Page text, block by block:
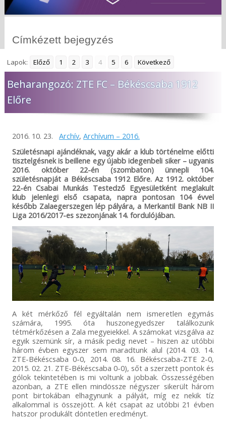
Címkézett bejegyzés
Lapok: Előző 1 2 3 4 5 6 Következő
Beharangozó: ZTE FC – Békéscsaba 1912
Előre
2016. 10. 23. Archív, Archívum – 2016.
Születésnapi ajándéknak, vagy akár a klub történelme előtti
tisztelgésnek is beillene egy újabb idegenbeli siker – ugyanis
2016. október 22-én (szombaton) ünnepli 104.
születésnapját a Békéscsaba 1912 Előre. Az 1912. október
22-én Csabai Munkás Testedző Egyesületként meglakult
klub jelenlegi első csapata, napra pontosan 104 évvel
később Zalaegerszegen lép pályára, a Merkantil Bank NB II
Liga 2016/2017-es szezonjának 14. fordulójában.
A két mérkőző fél egyáltalán nem ismeretlen egymás
számára, 1995. óta huszonegyedszer találkozunk
tétmérkőzésen a Zala megyeiekkel. A számokat vizsgálva az
egyik szemünk sír, a másik pedig nevet – hiszen az utóbbi
három évben egyszer sem maradtunk alul (2014. 03. 14.
ZTE-Békéscsaba 0-0, 2014. 08. 16. Békéscsaba-ZTE 2-0,
2015. 02. 21. ZTE-Békéscsaba 0-0), sőt a szerzett pontok és
gólok tekintetében is mi voltunk a jobbak. Összességében
azonban, a ZTE ellen mindössze négyszer sikerült három
pont birtokában elhagynunk a pályát, míg ez nekik tíz
alkalommal is összejött. A két csapat az utóbbi 21 évben
hatszor produkált döntetlen eredményt.